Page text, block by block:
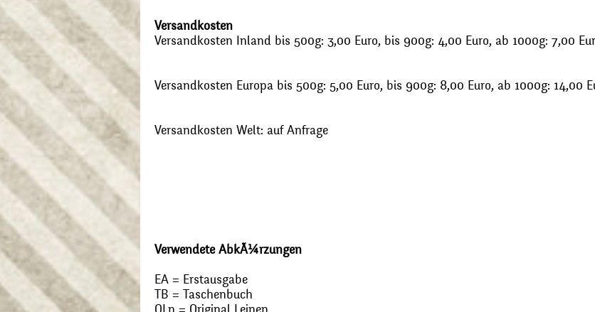
Versandkosten
Versandkosten Inland bis 500g: 3,00 Euro, bis 900g: 4,00 Euro, ab 1000g: 7,00
Versandkosten Europa bis 500g: 5,00 Euro, bis 900g: 8,00 Euro, ab 1000g: 14,00
Versandkosten Welt: auf Anfrage
Verwendete AbkÃ¼rzungen
EA = Erstausgabe
TB = Taschenbuch